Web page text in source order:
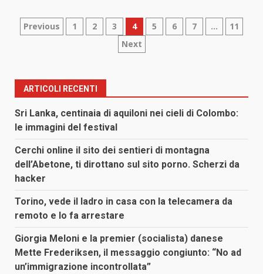
Paginazione
articoli
Previous 1 2 3 4 5 6 7 …
11
Next
ARTICOLI RECENTI
Sri Lanka, centinaia di aquiloni nei cieli di Colombo:
le immagini del festival
Cerchi online il sito dei sentieri di montagna
dell’Abetone, ti dirottano sul sito porno. Scherzi da
hacker
Torino, vede il ladro in casa con la telecamera da
remoto e lo fa arrestare
Giorgia Meloni e la premier (socialista) danese
Mette Frederiksen, il messaggio congiunto: “No ad
un’immigrazione incontrollata”